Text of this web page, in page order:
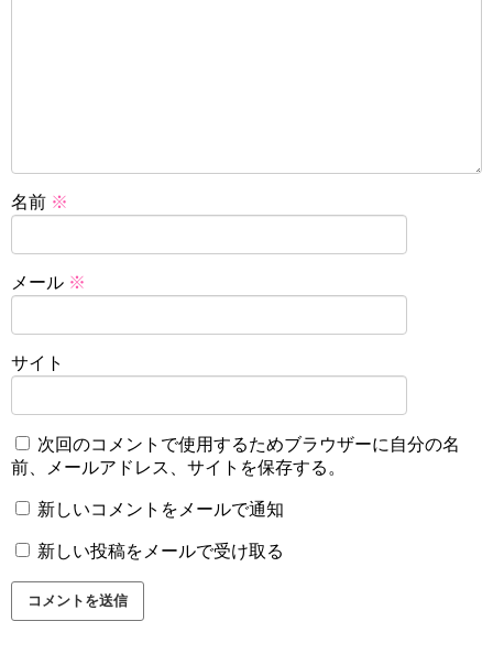
名前 ※
メール ※
サイト
次回のコメントで使用するためブラウザーに自分の名
前、メールアドレス、サイトを保存する。
新しいコメントをメールで通知
新しい投稿をメールで受け取る